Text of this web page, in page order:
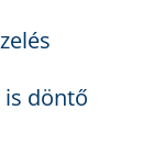
is döntő